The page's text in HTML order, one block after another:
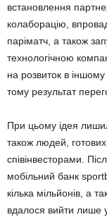
встановлення
колаборацію,
паріматч, а також
технологічною
на розвиток в
тому результат
При цьому ідея
також людей,
співінвесторами.
мобільний банк
кілька мільйонів, а
вдалося вийти лише